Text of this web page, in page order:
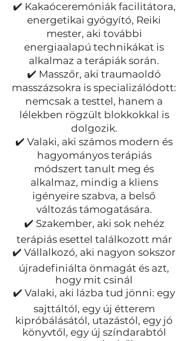
✔️ Kakaóceremóniák facilitátora,
energetikai gyógyító, Reiki
mester, aki további
energiaalapú technikákat is
alkalmaz a terápiák során.
✔️ Masszőr, aki traumaoldó
masszázsokra is specializálódott:
nemcsak a testtel, hanem a
lélekben rögzült blokkokkal is
dolgozik.
✔️ Valaki, aki számos modern és
hagyományos terápiás
módszert tanult meg és
alkalmaz, mindig a kliens
igényeire szabva, a belső
változás támogatására.
✔️ Szakember, aki sok nehéz
terápiás esettel találkozott már
✔️ Vállalkozó, aki nagyon sokszor
újradefiniálta önmagát és azt,
hogy mit csinál
✔️ Valaki, aki lázba tud jönni: egy
sajttáltól, egy új étterem
kipróbálásától, utazástól, egy jó
könyvtől, egy új színdarabtól